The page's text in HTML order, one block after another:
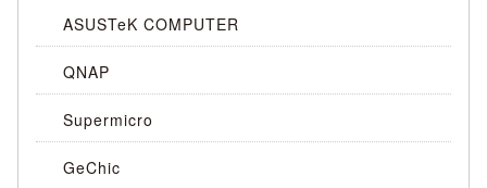
ASUSTeK COMPUTER
QNAP
Supermicro
GeChic